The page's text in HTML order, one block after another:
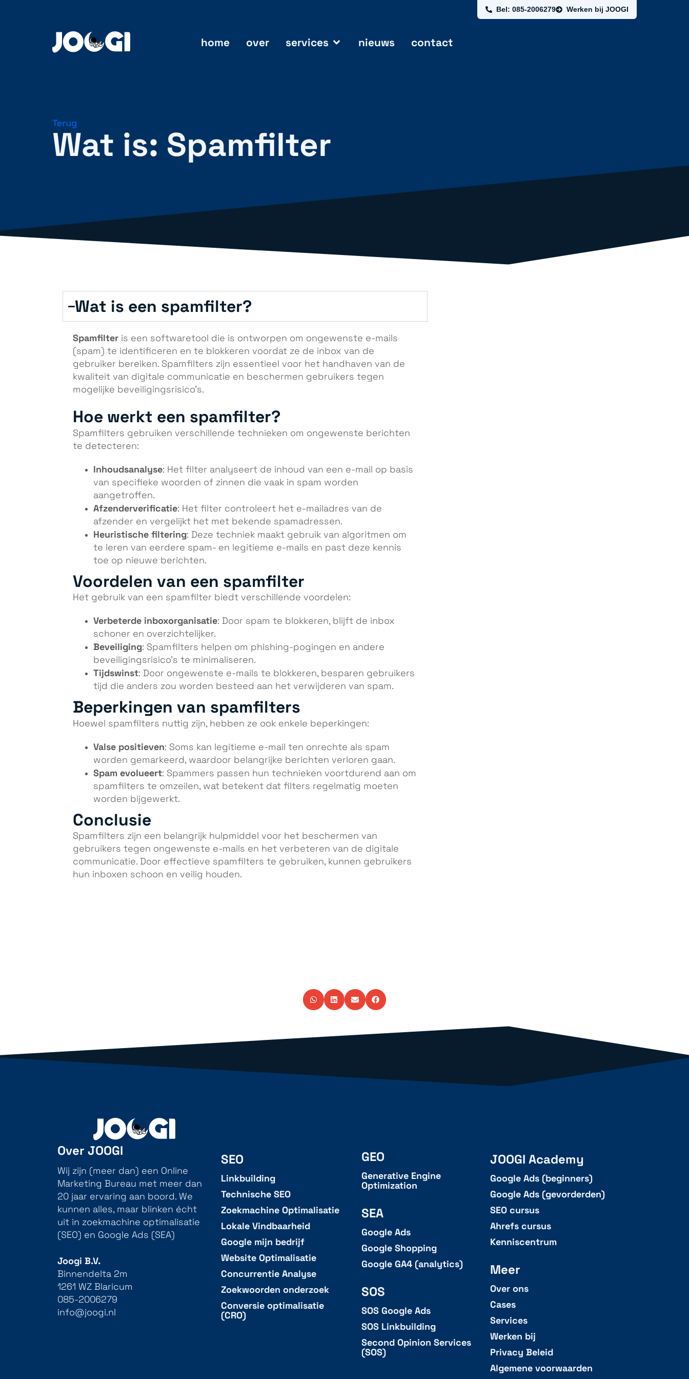
Bel: 085-2006279 Werken bij JOOGI
home over services nieuws contact
Terug
Wat is: Spamfilter
Wat is een spamfilter?
Spamfilter is een softwaretool die is ontworpen om ongewenste e-mails
(spam) te identificeren en te blokkeren voordat ze de inbox van de
gebruiker bereiken. Spamfilters zijn essentieel voor het handhaven van de
kwaliteit van digitale communicatie en beschermen gebruikers tegen
mogelijke beveiligingsrisico’s.
Hoe werkt een spamfilter?
Spamfilters gebruiken verschillende technieken om ongewenste berichten
te detecteren:
Inhoudsanalyse: Het filter analyseert de inhoud van een e-mail op basis
van specifieke woorden of zinnen die vaak in spam worden
aangetroffen.
Afzenderverificatie: Het filter controleert het e-mailadres van de
afzender en vergelijkt het met bekende spamadressen.
Heuristische filtering: Deze techniek maakt gebruik van algoritmen om
te leren van eerdere spam- en legitieme e-mails en past deze kennis
toe op nieuwe berichten.
Voordelen van een spamfilter
Het gebruik van een spamfilter biedt verschillende voordelen:
Verbeterde inboxorganisatie: Door spam te blokkeren, blijft de inbox
schoner en overzichtelijker.
Beveiliging: Spamfilters helpen om phishing-pogingen en andere
beveiligingsrisico’s te minimaliseren.
Tijdswinst: Door ongewenste e-mails te blokkeren, besparen gebruikers
tijd die anders zou worden besteed aan het verwijderen van spam.
Beperkingen van spamfilters
Hoewel spamfilters nuttig zijn, hebben ze ook enkele beperkingen:
Valse positieven: Soms kan legitieme e-mail ten onrechte als spam
worden gemarkeerd, waardoor belangrijke berichten verloren gaan.
Spam evolueert: Spammers passen hun technieken voortdurend aan om
spamfilters te omzeilen, wat betekent dat filters regelmatig moeten
worden bijgewerkt.
Conclusie
Spamfilters zijn een belangrijk hulpmiddel voor het beschermen van
gebruikers tegen ongewenste e-mails en het verbeteren van de digitale
communicatie. Door effectieve spamfilters te gebruiken, kunnen gebruikers
hun inboxen schoon en veilig houden.
Over JOOGI
Wij zijn (meer dan) een Online
Marketing Bureau met meer dan
20 jaar ervaring aan boord. We
kunnen alles, maar blinken écht
uit in zoekmachine optimalisatie
(SEO) en Google Ads (SEA)
Joogi B.V.
Binnendelta 2m
1261 WZ Blaricum
085-2006279
info@joogi.nl
SEO
Linkbuilding
Technische SEO
Zoekmachine Optimalisatie
Lokale Vindbaarheid
Google mijn bedrijf
Website Optimalisatie
Concurrentie Analyse
Zoekwoorden onderzoek
Conversie optimalisatie
(CRO)
GEO
Generative Engine
Optimization
SEA
Google Ads
Google Shopping
Google GA4 (analytics)
SOS
SOS Google Ads
SOS Linkbuilding
Second Opinion Services
(SOS)
JOOGI Academy
Google Ads (beginners)
Google Ads (gevorderden)
SEO cursus
Ahrefs cursus
Kenniscentrum
Meer
Over ons
Cases
Services
Werken bij
Privacy Beleid
Algemene voorwaarden